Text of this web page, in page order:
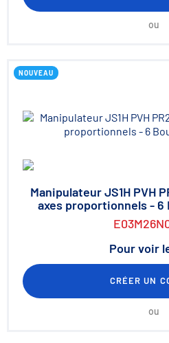
ou
NOUVEAU
Manipulateur JS1H PVH
axes proportionnels -
Pour voir
CRÉER UN
ou